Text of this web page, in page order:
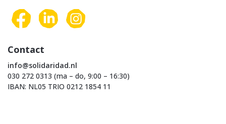
Contact
info@solidaridad.nl
030 272 0313 (ma – do, 9:00 – 16:30)
IBAN: NL05 TRIO 0212 1854 11